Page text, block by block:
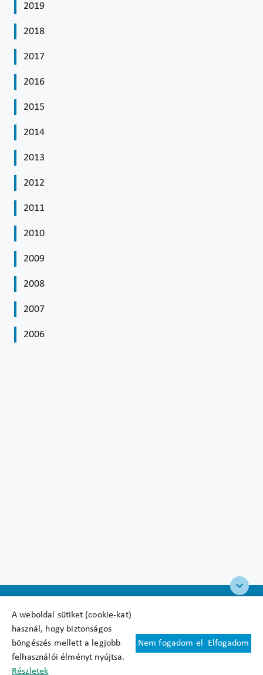
A weboldal sütiket (cookie-kat)
használ, hogy biztonságos
böngészés mellett a legjobb
felhasználói élményt nyújtsa.
Részletek
Nem fogadom el Elfogadom
2019
2018
2017
2016
2015
2014
2013
2012
2011
2010
2009
2008
2007
2006
Felhasználási feltételek